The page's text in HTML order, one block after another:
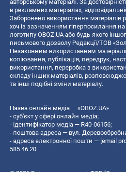
авторському матеріалі. За
в рекламних матеріалах,
Заборонено використання матеріалів
хоч із зазначенням гіперпосилання на
логотипу OBOZ.UA або будь-якого
письмового дозволу Редакції/ТОВ
Незаконним використанням
копiювання, публiкацiя, передрук,
використання, переробка з
складу інших матеріалів,
та інші подібні зміни матеріалу.
Назва онлайн медіа — «OBOZ.UA»
- суб'єкт у сфері онлайн медіа;
- ідентифікатор медіа — R40-06156;
- поштова адреса — вул.
- адреса електронної пошти — [email
585 46 20